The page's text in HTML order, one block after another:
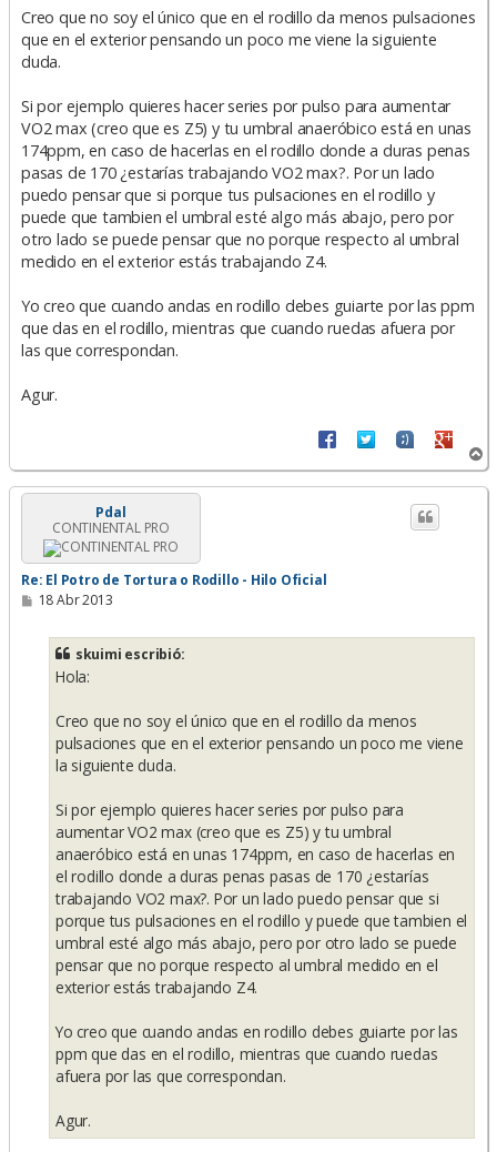
j
e
Creo que no soy el único que en el rodillo da menos pulsaciones
que en el exterior pensando un poco me viene la siguiente
duda.
Si por ejemplo quieres hacer series por pulso para aumentar
VO2 max (creo que es Z5) y tu umbral anaeróbico está en unas
174ppm, en caso de hacerlas en el rodillo donde a duras penas
pasas de 170 ¿estarías trabajando VO2 max?. Por un lado
puedo pensar que si porque tus pulsaciones en el rodillo y
puede que tambien el umbral esté algo más abajo, pero por
otro lado se puede pensar que no porque respecto al umbral
medido en el exterior estás trabajando Z4.
Yo creo que cuando andas en rodillo debes guiarte por las ppm
que das en el rodillo, mientras que cuando ruedas afuera por
las que correspondan.
Agur.
r
r
Pdal
CONTINENTAL PRO
Re: El Potro de Tortura o Rodillo - Hilo Oficial
M18 Abr 2013
skuimi escribió:
Hola:
Creo que no soy el único que en el rodillo da menos
pulsaciones que en el exterior pensando un poco me viene
la siguiente duda.
Si por ejemplo quieres hacer series por pulso para
aumentar VO2 max (creo que es Z5) y tu umbral
anaeróbico está en unas 174ppm, en caso de hacerlas en
el rodillo donde a duras penas pasas de 170 ¿estarías
trabajando VO2 max?. Por un lado puedo pensar que si
porque tus pulsaciones en el rodillo y puede que tambien el
umbral esté algo más abajo, pero por otro lado se puede
pensar que no porque respecto al umbral medido en el
exterior estás trabajando Z4.
Yo creo que cuando andas en rodillo debes guiarte por las
ppm que das en el rodillo, mientras que cuando ruedas
afuera por las que correspondan.
Agur.